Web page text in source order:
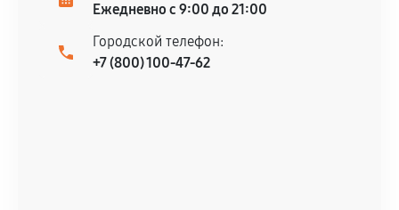
Ежедневно с 9:00 до 21:00
Городской телефон:
+7 (800) 100-47-62